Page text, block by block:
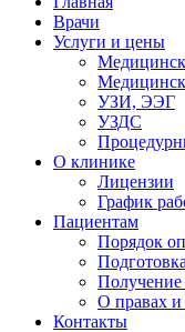
Врачи
Услуги и цены
УЗИ, ЭЭГ
УЗДС
О клинике
Лицензии
График
Пациентам
Порядок
Получение
О правах и
Контакты